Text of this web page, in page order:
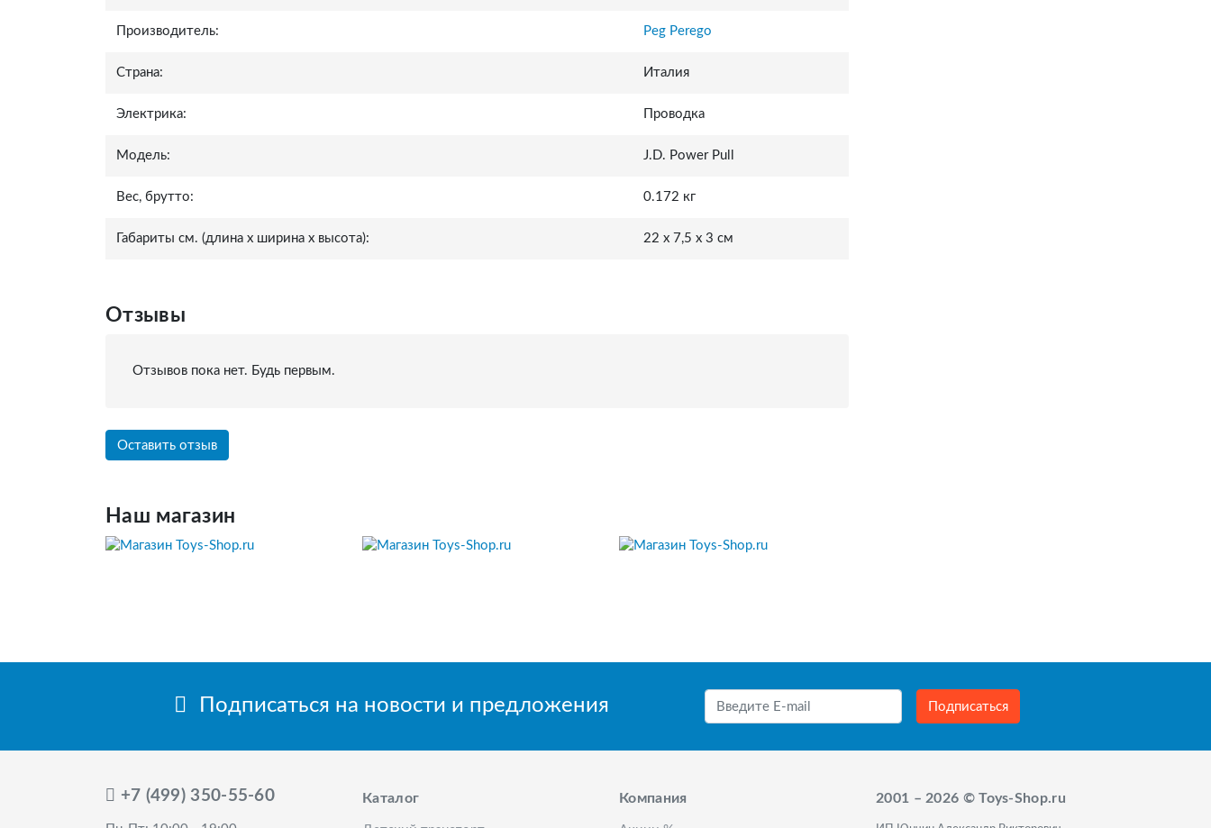
Производитель: Peg Perego
Страна: Италия
Электрика: Проводка
Модель: J.D. Power Pull
Вес, брутто: 0.172 кг
Габариты см. (длина x ширина x высота): 22 x 7,5 x 3 см
Отзывы
Отзывов пока нет. Будь первым.
Оставить отзыв
Наш магазин
Подписаться на новости и предложения Подписаться
+7 (499) 350-55-60 Каталог Компания 2001 – 2026 © Toys-Shop.ru